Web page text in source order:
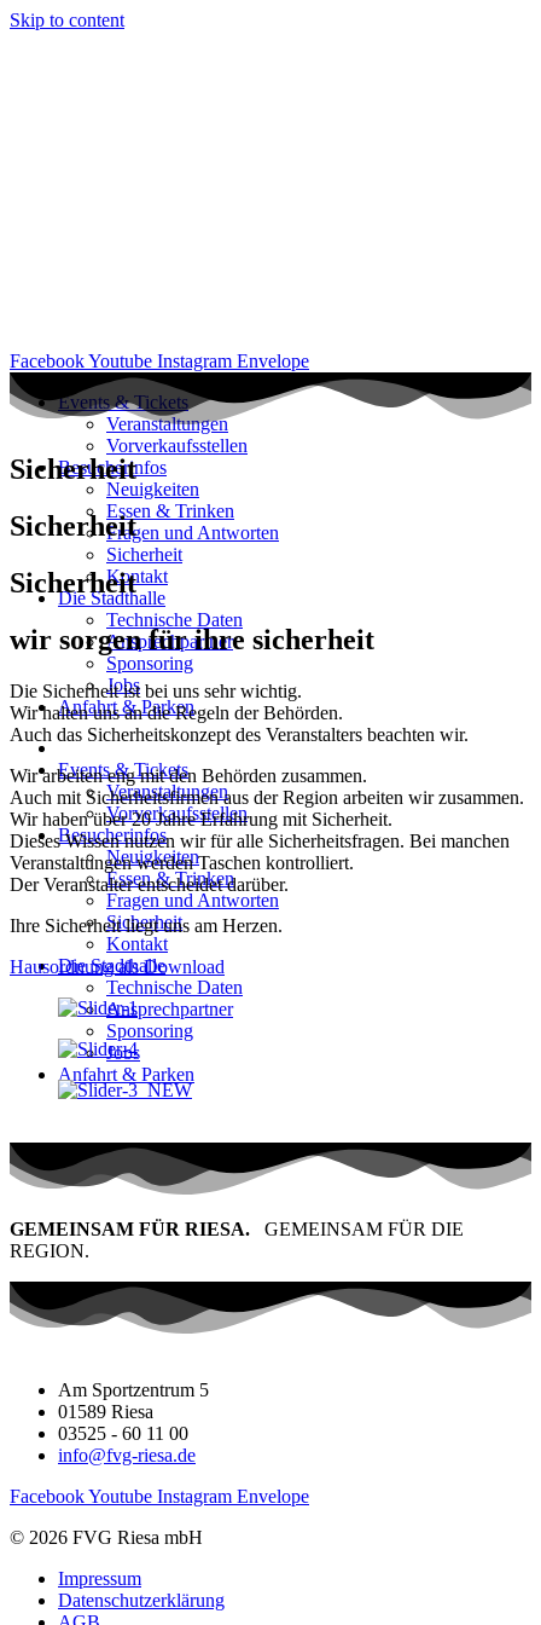
Skip to content
Events & Tickets
Veranstaltungen
Vorverkaufsstellen
Besucherinfos
Neuigkeiten
Essen & Trinken
Fragen und Antworten
Sicherheit
Kontakt
Die Stadthalle
Technische Daten
Ansprechpartner
Sponsoring
Jobs
Anfahrt & Parken
Events & Tickets
Veranstaltungen
Vorverkaufsstellen
Besucherinfos
Neuigkeiten
Essen & Trinken
Fragen und Antworten
Sicherheit
Kontakt
Die Stadthalle
Technische Daten
Ansprechpartner
Sponsoring
Jobs
Anfahrt & Parken
FacebookYoutube Instagram Envelope
Sicherheit
Sicherheit
Sicherheit
wir sorgen für ihre sicherheit
Die Sicherheit ist bei uns sehr wichtig.
Wir halten uns an die Regeln der Behörden.
Auch das Sicherheitskonzept des Veranstalters beachten wir.
Wir arbeiten eng mit den Behörden zusammen.
Auch mit Sicherheitsfirmen aus der Region arbeiten wir zusammen.
Wir haben über 20 Jahre Erfahrung mit Sicherheit.
Dieses Wissen nutzen wir für alle Sicherheitsfragen. Bei manchen
Veranstaltungen werden Taschen kontrolliert.
Der Veranstalter entscheidet darüber.
Ihre Sicherheit liegt uns am Herzen.
Hausordnung als Download
GEMEINSAM FÜR RIESA. GEMEINSAM FÜR DIE
REGION.
Am Sportzentrum 5
01589 Riesa
03525 - 60 11 00
info@fvg-riesa.de
FacebookYoutube Instagram Envelope
© 2026 FVG Riesa mbH
Impressum
Datenschutzerklärung